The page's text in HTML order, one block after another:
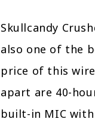
Skullcandy
also one of the
price of this
apart are 40-
built-in MIC